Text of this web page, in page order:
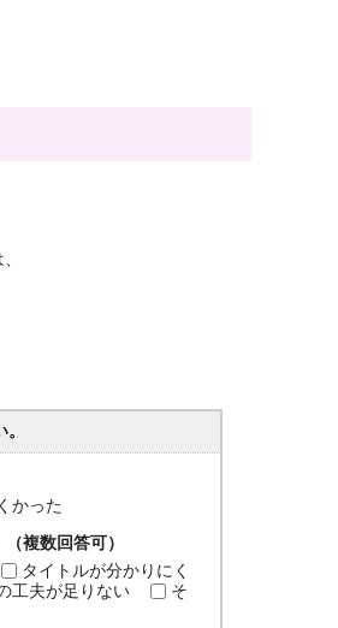
かった
複数回答可）
タイトルが分かりにく
工夫が足りない
そ